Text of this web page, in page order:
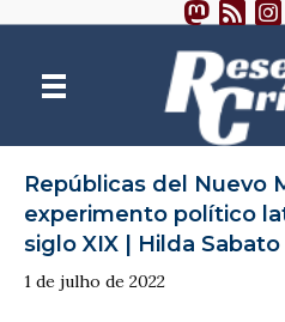
Repúblicas del Nuevo
experimento político
siglo XIX | Hilda Sabato
1 de julho de 2022